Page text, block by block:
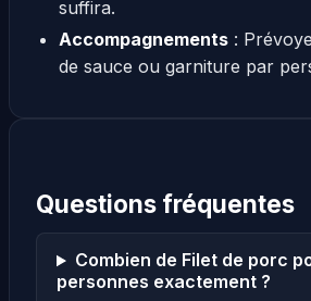
suffira.
Accompagnements:
de sauce ou garniture par
Questions fréquentes
Combien de Filet de porc
personnes exactement ?